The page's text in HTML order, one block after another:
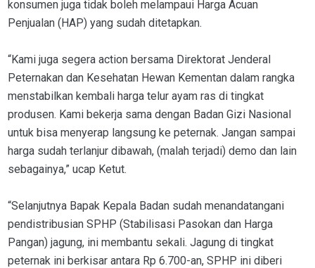
konsumen juga tidak boleh melampaui Harga Acuan
Penjualan (HAP) yang sudah ditetapkan.
“Kami juga segera action bersama Direktorat Jenderal
Peternakan dan Kesehatan Hewan Kementan dalam rangka
menstabilkan kembali harga telur ayam ras di tingkat
produsen. Kami bekerja sama dengan Badan Gizi Nasional
untuk bisa menyerap langsung ke peternak. Jangan sampai
harga sudah terlanjur dibawah, (malah terjadi) demo dan lain
sebagainya,” ucap Ketut.
“Selanjutnya Bapak Kepala Badan sudah menandatangani
pendistribusian SPHP (Stabilisasi Pasokan dan Harga
Pangan) jagung, ini membantu sekali. Jagung di tingkat
peternak ini berkisar antara Rp 6.700-an, SPHP ini diberi